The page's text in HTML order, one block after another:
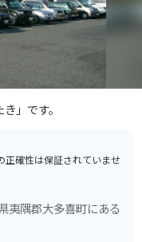
」です。
確性は保証されていませ
夷隅郡大多喜町にある